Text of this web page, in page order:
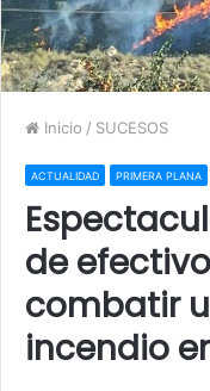
Inicio / SUCESOS
ACTUALIDAD PRIMERA PLANA
de
combatir
incendio